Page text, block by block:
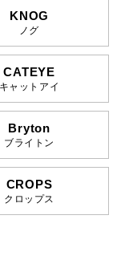
KNOG
ノグ
CATEYE
キャットアイ
Bryton
ブライトン
CROPS
クロップス